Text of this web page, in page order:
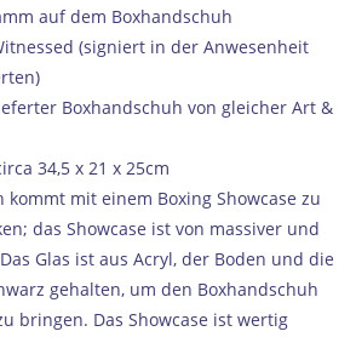
auf dem Boxhandschuh
(signiert in der Anwesenheit
Boxhandschuh von gleicher Art &
34,5 x 21 x 25cm
kommt mit einem Boxing Showcase zu
das Showcase ist von massiver und
Glas ist aus Acryl, der Boden und die
gehalten, um den Boxhandschuh
bringen. Das Showcase ist wertig